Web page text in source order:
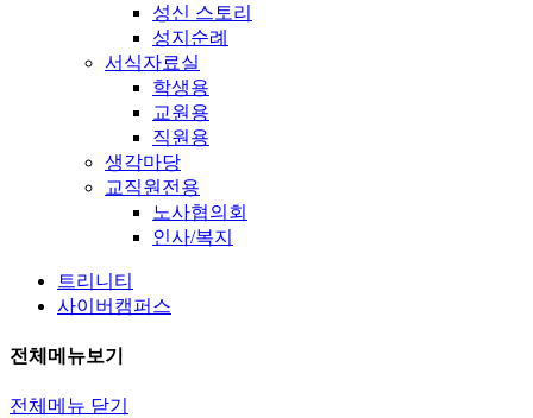
성신 스토리
성지순례
서식자료실
학생용
교원용
직원용
생각마당
교직원전용
노사협의회
인사/복지
트리니티
사이버캠퍼스
전체메뉴보기
전체메뉴 닫기